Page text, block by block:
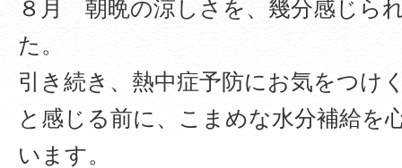
８月 朝晩の涼しさを、幾分感じら
た。
引き続き、熱中症予防にお気をつけ
と感じる前に、こまめな水分補給を
います。